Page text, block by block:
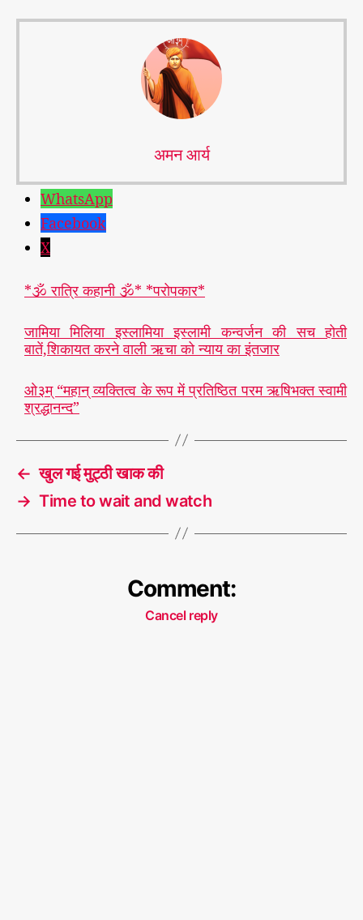
अमन आर्य
WhatsApp
Facebook
X
*🕉️ रात्रि कहानी 🕉️* *परोपकार*
जामिया मिलिया इस्लामिया इस्लामी कन्वर्जन की सच होती
बातें,शिकायत करने वाली ऋचा को न्याय का इंतजार
ओ३म् “महान् व्यक्तित्व के रूप में प्रतिष्ठित परम ऋषिभक्त स्वामी
श्रद्धानन्द”
← खुल गई मुट्ठी खाक की
→ Time to wait and watch
Comment:
Cancel reply